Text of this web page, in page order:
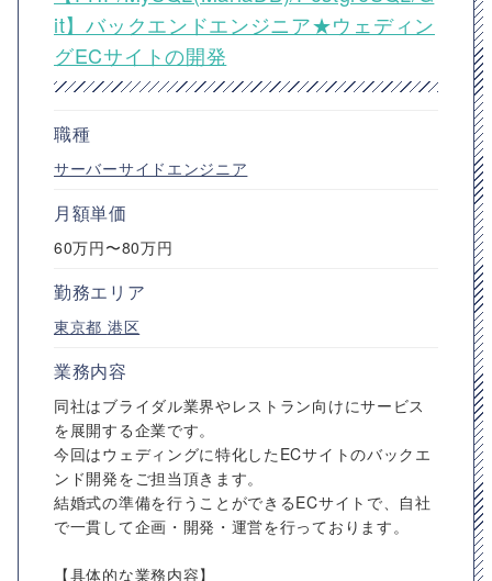
it】バックエンドエンジニア★ウェディン
グECサイトの開発
職種
サーバーサイドエンジニア
月額単価
60万円〜80万円
勤務エリア
東京都 港区
業務内容
同社はブライダル業界やレストラン向けにサービス
を展開する企業です。
今回はウェディングに特化したECサイトのバックエ
ンド開発をご担当頂きます。
結婚式の準備を行うことができるECサイトで、自社
で一貫して企画・開発・運営を行っております。
【具体的な業務内容】